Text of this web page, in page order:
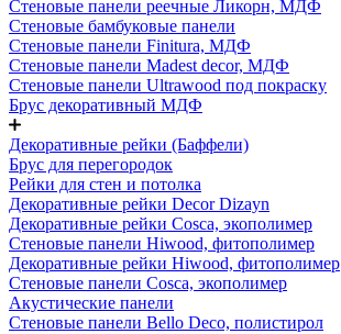
Стеновые панели реечные Ликорн, МДФ
Стеновые бамбуковые панели
Стеновые панели Finitura, МДФ
Стеновые панели Madest decor, МДФ
Стеновые панели Ultrawood под покраску
Брус декоративный МДФ
Декоративные рейки (Баффели)
Брус для перегородок
Рейки для стен и потолка
Декоративные рейки Decor Dizayn
Декоративные рейки Cosca, экополимер
Стеновые панели Hiwood, фитополимер
Декоративные рейки Hiwood, фитополимер
Стеновые панели Cosca, экополимер
Акустические панели
Стеновые панели Bello Deco, полистирол